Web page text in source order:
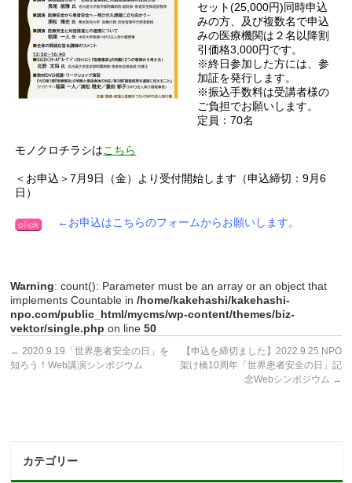
セット(25,000円)同時申込
みの方、及び複数名で申込
みの医療機関は２名以降割
引価格3,000円です。
※終日参加した方には、参
加証を発行します。
※振込手数料は受講者様の
ご負担でお願いします。
定員：70名
モノクロチラシはこちら
＜お申込＞7月9日（金）より受付開始します（申込締切：9月6
日）
←お申込はこちらのフォームからお願いします。
Warning: count(): Parameter must be an array or an object that
implements Countable in/home/kakehashi/kakehashi-
npo.com/public_html/mycms/wp-content/themes/biz-
vektor/single.php on line50
← 2020.9.19「世界患者安全の日」を
知ろう！Web講演シンポジウム
【申込を締切ました】2022.9.25 NPO
架け橋10周年「世界患者安全の日」記
念Webシンポジウム →
カテゴリー